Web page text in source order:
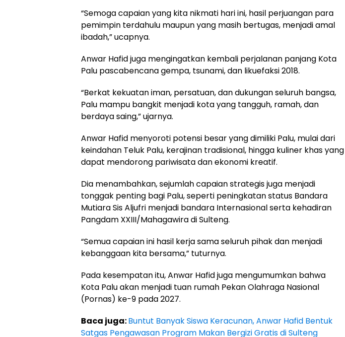
“Semoga capaian yang kita nikmati hari ini, hasil perjuangan para
pemimpin terdahulu maupun yang masih bertugas, menjadi amal
ibadah,” ucapnya.
Anwar Hafid juga mengingatkan kembali perjalanan panjang Kota
Palu pascabencana gempa, tsunami, dan likuefaksi 2018.
“Berkat kekuatan iman, persatuan, dan dukungan seluruh bangsa,
Palu mampu bangkit menjadi kota yang tangguh, ramah, dan
berdaya saing,” ujarnya.
Anwar Hafid menyoroti potensi besar yang dimiliki Palu, mulai dari
keindahan Teluk Palu, kerajinan tradisional, hingga kuliner khas yang
dapat mendorong pariwisata dan ekonomi kreatif.
Dia menambahkan, sejumlah capaian strategis juga menjadi
tonggak penting bagi Palu, seperti peningkatan status Bandara
Mutiara Sis Aljufri menjadi bandara Internasional serta kehadiran
Pangdam XXIII/Mahagawira di Sulteng.
“Semua capaian ini hasil kerja sama seluruh pihak dan menjadi
kebanggaan kita bersama,” tuturnya.
Pada kesempatan itu, Anwar Hafid juga mengumumkan bahwa
Kota Palu akan menjadi tuan rumah Pekan Olahraga Nasional
(Pornas) ke-9 pada 2027.
Baca juga:Buntut Banyak Siswa Keracunan, Anwar Hafid Bentuk
Satgas Pengawasan Program Makan Bergizi Gratis di Sulteng